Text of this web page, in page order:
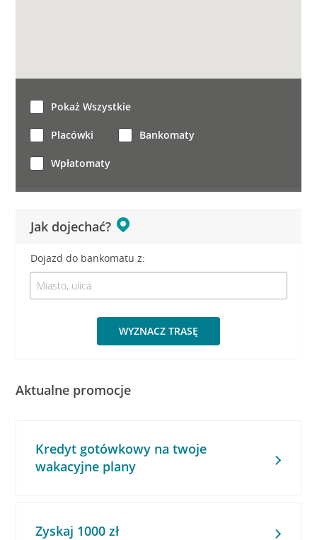
Jak dojechać?
Dojazd do bankomatu z:
WYZNACZ TRASĘ
Pokaż Wszystkie
Placówki Bankomaty
Wpłatomaty
Aktualne promocje
Kredyt gotówkowy na twoje
wakacyjne plany
Zyskaj 1000 zł